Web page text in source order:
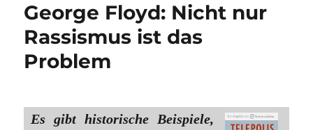
George Floyd: Nicht nur
Rassismus ist das
Problem
Es gibt historische Beispiele,